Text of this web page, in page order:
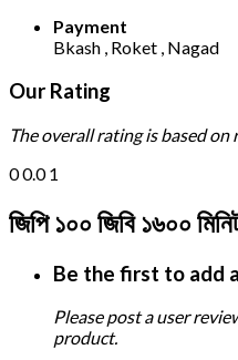
Payment
Bkash , Roket , Nagad
Our Rating
The overall rating is based
00.0 1
জিপি ১০০ জিবি ১৬০০
Be the first to add
Please post a user
product.